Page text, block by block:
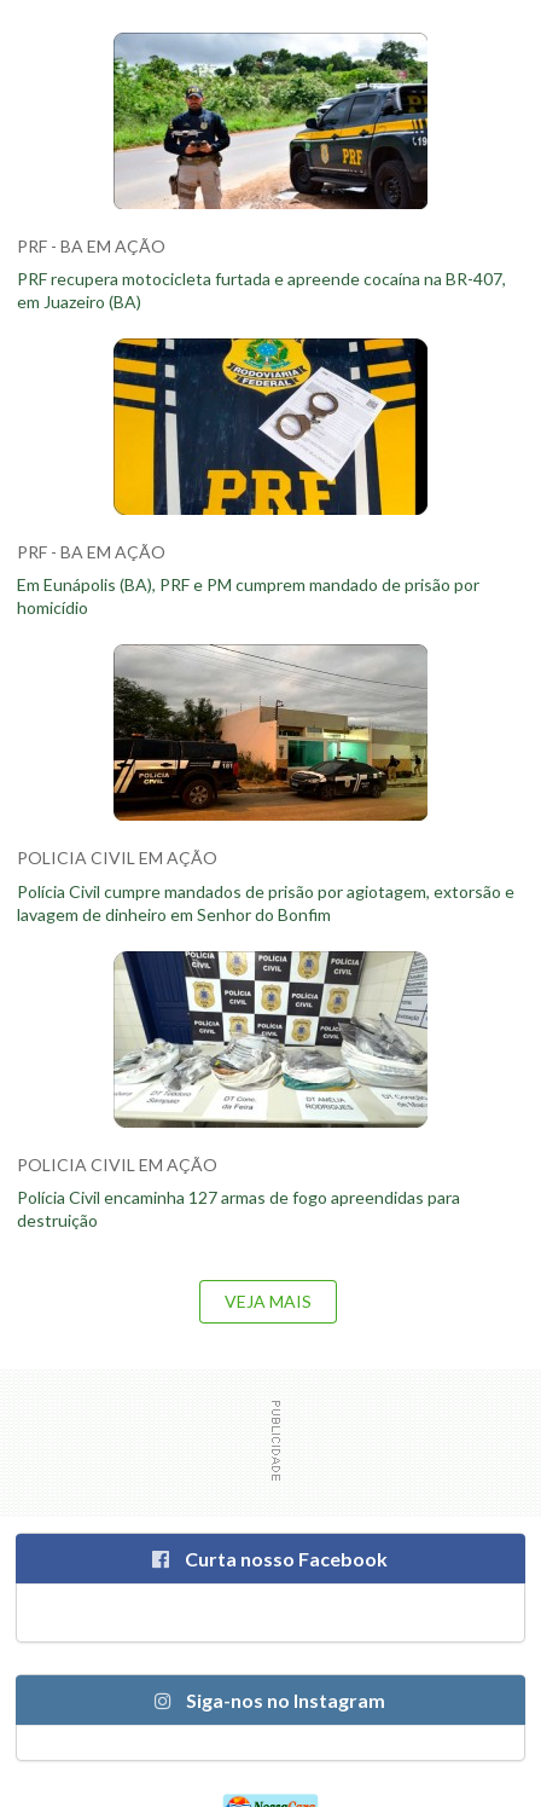
PRF - BA EM AÇÃO
PRF recupera motocicleta furtada e apreende cocaína na BR-407,
em Juazeiro (BA)
PRF - BA EM AÇÃO
Em Eunápolis (BA), PRF e PM cumprem mandado de prisão por
homicídio
POLICIA CIVIL EM AÇÃO
Polícia Civil cumpre mandados de prisão por agiotagem, extorsão e
lavagem de dinheiro em Senhor do Bonfim
POLICIA CIVIL EM AÇÃO
Polícia Civil encaminha 127 armas de fogo apreendidas para
destruição
VEJA MAIS
Curta nosso Facebook
Siga-nos no Instagram